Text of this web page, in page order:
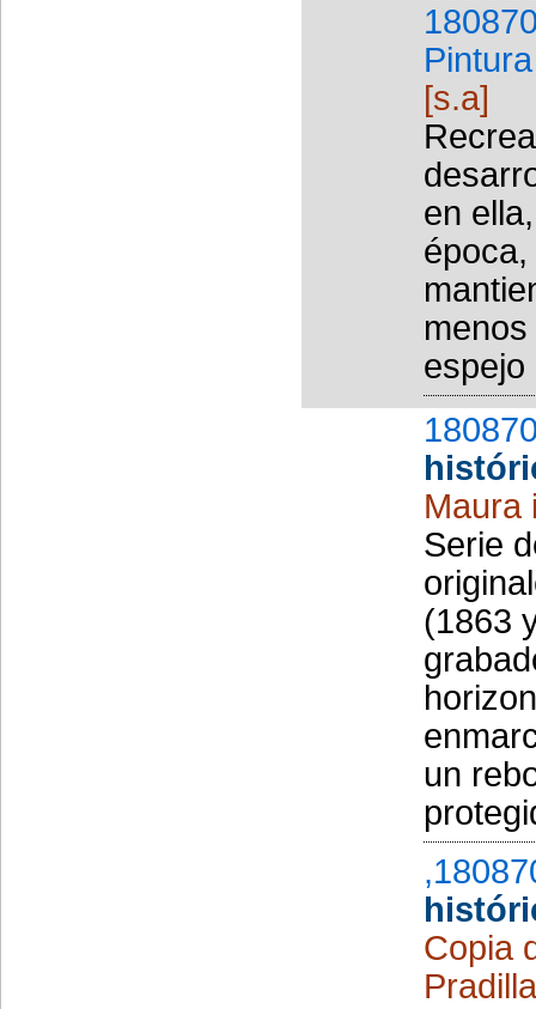
Pintura
[s.a]
en
espejo
Maura
Serie
(1863
un
Copia